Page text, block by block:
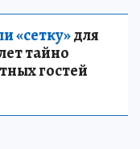
«сетку»для
тайно
гостей